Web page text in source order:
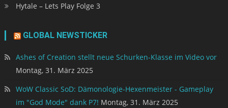
Hytale – Lets Play Folge 3
GLOBAL NEWSTICKER
Ashes of Creation stellt neue Schurken-Klasse im Video vor
Montag, 31. März 2025
WoW Classic SoD: Dämonologie-Hexenmeister - Gameplay
im "God Mode" dank P7! Montag, 31. März 2025